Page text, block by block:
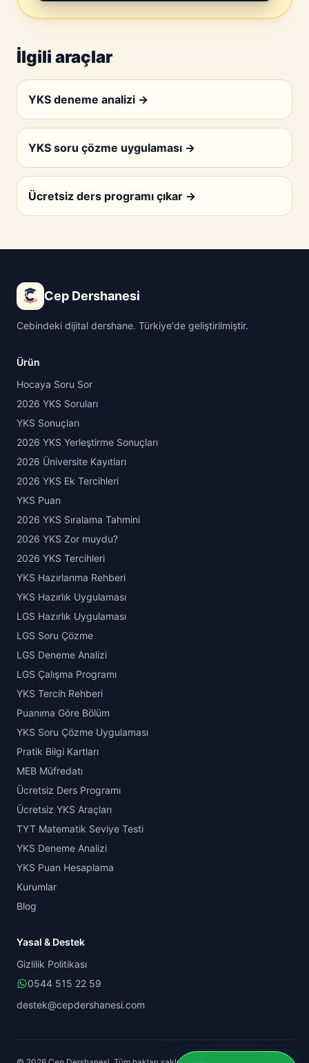
İlgili araçlar
YKS deneme analizi →
YKS soru çözme uygulaması →
Ücretsiz ders programı çıkar →
Cep Dershanesi
Cebindeki dijital dershane. Türkiye'de geliştirilmiştir.
Ürün
Hocaya Soru Sor
2026 YKS Soruları
YKS Sonuçları
2026 YKS Yerleştirme Sonuçları
2026 Üniversite Kayıtları
2026 YKS Ek Tercihleri
YKS Puan
2026 YKS Sıralama Tahmini
2026 YKS Zor muydu?
2026 YKS Tercihleri
YKS Hazırlanma Rehberi
YKS Hazırlık Uygulaması
LGS Hazırlık Uygulaması
LGS Soru Çözme
LGS Deneme Analizi
LGS Çalışma Programı
YKS Tercih Rehberi
Puanıma Göre Bölüm
YKS Soru Çözme Uygulaması
Pratik Bilgi Kartları
MEB Müfredatı
Ücretsiz Ders Programı
Ücretsiz YKS Araçları
TYT Matematik Seviye Testi
YKS Deneme Analizi
YKS Puan Hesaplama
Kurumlar
Blog
Yasal & Destek
Gizlilik Politikası
0544 515 22 59
destek@cepdershanesi.com